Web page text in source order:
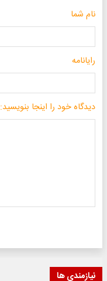
نام شما
رایانامه
دیدگاه خود را اینجا بنویسید:
نیازمندی ها